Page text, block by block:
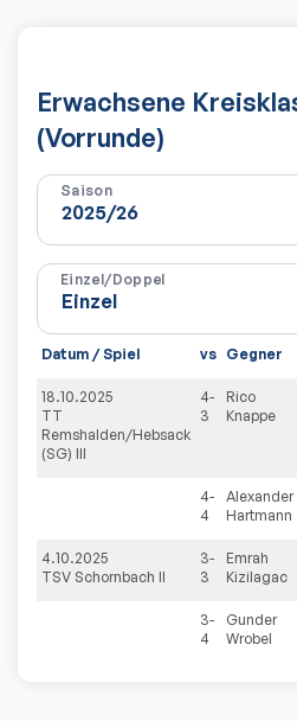
Erwachsene
(Vorrunde)
Saison
Einzel/Doppel
Datum / Spiel vs Gegner
18.10.2025
TT
Remshalden/Hebsack
(SG) III
4-
3
Rico
Knappe
4-
4
Alexander
Hartmann
4.10.2025
TSV Schornbach II
3-
3
Emrah
Kizilagac
3-
4
Gunder
Wrobel